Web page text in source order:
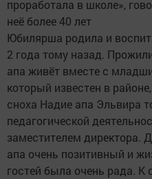
проработала в школе»,
неё более 40 лет
Юбилярша родила и
2 года тому назад.
апа живёт вместе с
который известен в
сноха Надие апа Эльвира
педагогической
заместителем директора.
апа очень позитивный и
гостей была очень рада. К